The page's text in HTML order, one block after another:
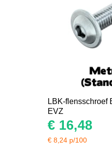
LBK-flensschroef
EVZ
€16,48
€ 8,24p/100